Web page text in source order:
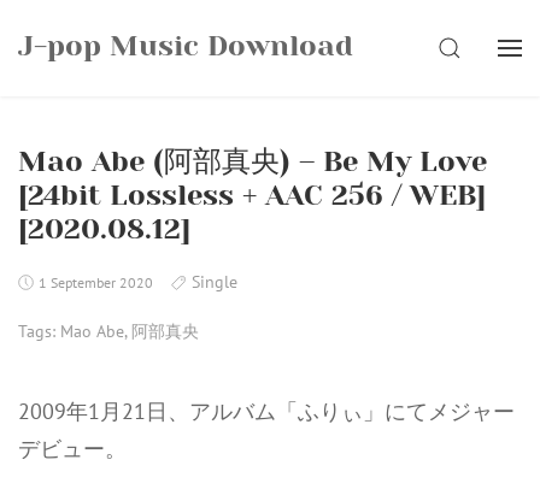
J-pop Music Download SEARCH
Mao Abe (阿部真央) – Be My Love
[24bit Lossless + AAC 256 / WEB]
[2020.08.12]
1 September 2020 Single
Tags: Mao Abe, 阿部真央
2009年1月21日、アルバム「ふりぃ」にてメジャー
デビュー。